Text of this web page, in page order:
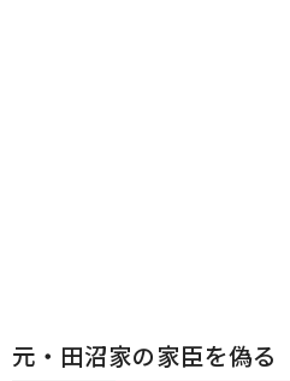
元・田沼家の家臣を偽る